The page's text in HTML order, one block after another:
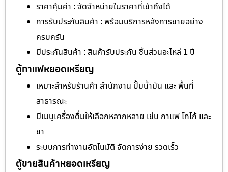
ราคาคุ้มค่า : จัดจำหน่ายในราคาที่เข้าถึงได้
การรับประกันสินค้า : พร้อมบริการหลังการขายอย่าง
ครบครัน
มีประกันสินค้า : สินค้ารับประกัน ชิ้นส่วนอะไหล่ 1 ปี
ตู้กาแฟหยอดเหรียญ
เหมาะสำหรับร้านค้า สำนักงาน ปั้มน้ำมัน และ พื้นที่
สาธารณะ
มีเมนูเครื่องดื่มให้เลือกหลากหลาย เช่น กาแฟ โกโก้ และ
ชา
ระบบการทำงานอัตโนมัติ จัดการง่าย รวดเร็ว
ตู้ขายสินค้าหยอดเหรียญ